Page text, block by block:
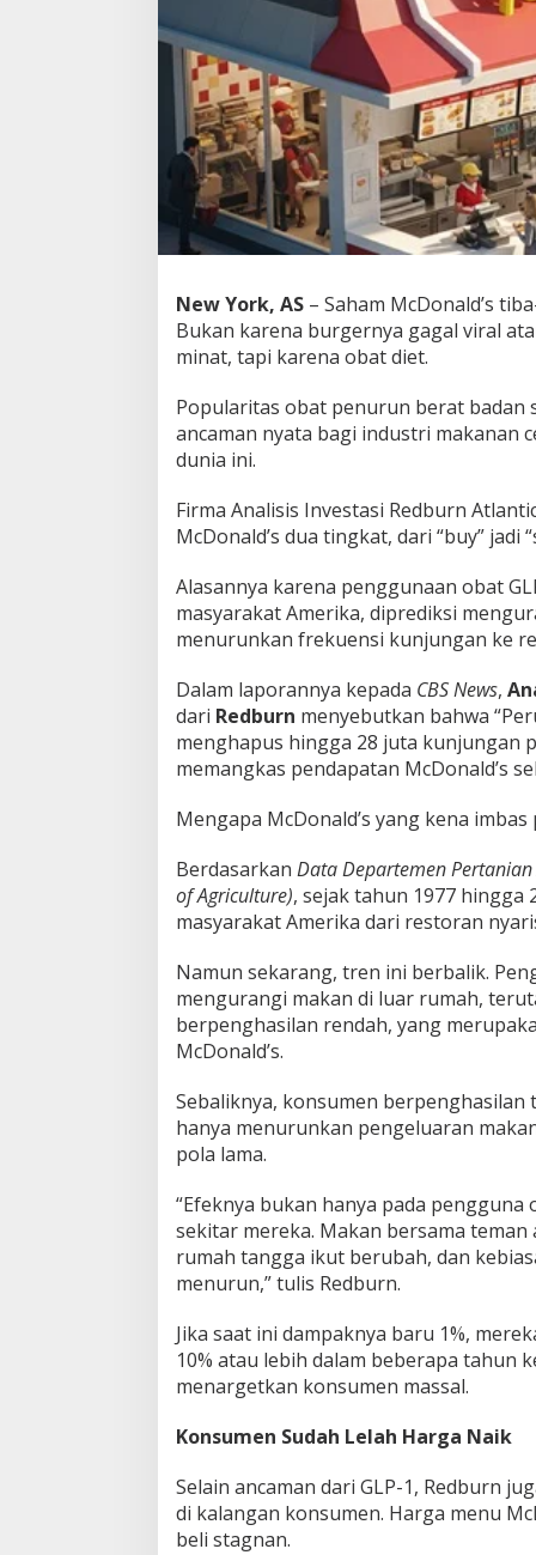
&
K
u
n
g
n
c
D
n
a
l
s
!
New York, AS – Saham McDonald’s
Bukan karena burgernya gagal viral
minat, tapi karena obat diet.
Popularitas obat penurun berat badan
ancaman nyata bagi industri makanan
dunia ini.
Firma Analisis Investasi Redburn
McDonald’s dua tingkat, dari “buy” jadi
Alasannya karena penggunaan obat
masyarakat Amerika, diprediksi
menurunkan frekuensi kunjungan ke
Dalam laporannya kepada CBS News,
dari Redburn menyebutkan bahwa
menghapus hingga 28 juta kunjungan
memangkas pendapatan McDonald’s
Mengapa McDonald’s yang kena imbas
Berdasarkan Data Departemen
of Agriculture), sejak tahun 1977 hingga
masyarakat Amerika dari restoran
Namun sekarang, tren ini berbalik.
mengurangi makan di luar rumah,
berpenghasilan rendah, yang
McDonald’s.
Sebaliknya, konsumen berpenghasilan
hanya menurunkan pengeluaran
pola lama.
“Efeknya bukan hanya pada
sekitar mereka. Makan bersama
rumah tangga ikut berubah, dan
menurun,” tulis Redburn.
Jika saat ini dampaknya baru 1%,
10% atau lebih dalam beberapa tahun
menargetkan konsumen massal.
Konsumen Sudah Lelah Harga Naik
Selain ancaman dari GLP-1, Redburn
di kalangan konsumen. Harga menu
beli stagnan.